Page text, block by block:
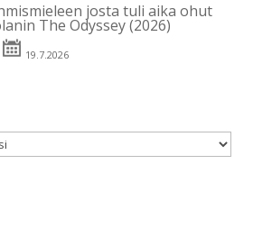
josta tuli aika ohut
The Odyssey (2026)
19.7.2026